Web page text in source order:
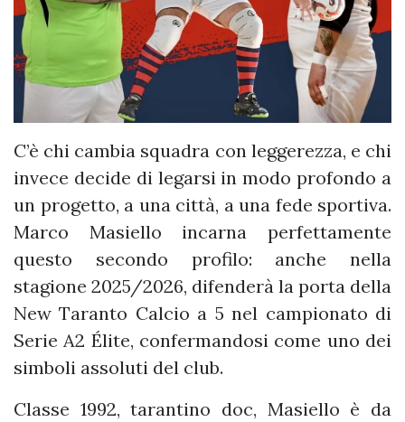
C’è chi cambia squadra con leggerezza, e chi
invece decide di legarsi in modo profondo a
un progetto, a una città, a una fede sportiva.
Marco Masiello incarna perfettamente
questo secondo profilo: anche nella
stagione 2025/2026, difenderà la porta della
New Taranto Calcio a 5 nel campionato di
Serie A2 Élite, confermandosi come uno dei
simboli assoluti del club.
Classe 1992, tarantino doc, Masiello è da